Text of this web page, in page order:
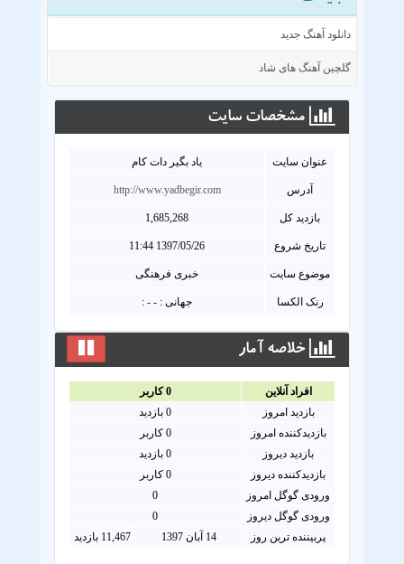
دانلود آهنگ جدید
گلچین آهنگ های شاد
مشخصات سايت
عنوان سايت یاد بگیر دات کام
آدرس http://www.yadbegir.com
بازدید کل 1,685,268
تاریخ شروع 1397/05/26 11:44
موضوع سایت خبری فرهنگی
رنک الکسا جهانی : - - :
خلاصه آمار
افراد آنلاين 0کاربر
بازدید امروز
0بازدید
بازدیدکننده امروز
0 کاربر
بازدید دیروز
0 بازدید
بازدیدکننده دیروز
0 کاربر
ورودی گوگل امروز
0
ورودی گوگل دیروز
0
پربیننده ترین روز
14 آبان 1397 11,467 بازدید